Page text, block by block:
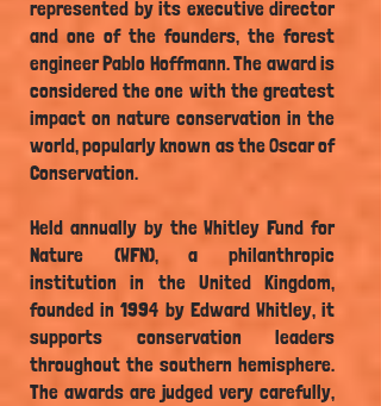
represented by its executive director
and one of the founders, the forest
engineer Pablo Hoffmann. The award is
considered the one with the greatest
impact on nature conservation in the
world, popularly known as the Oscar of
Conservation.
Held annually by the Whitley Fund for
Nature (WFN), a philanthropic
institution in the United Kingdom,
founded in 1994 by Edward Whitley, it
supports conservation leaders
throughout the southern hemisphere.
The awards are judged very carefully,